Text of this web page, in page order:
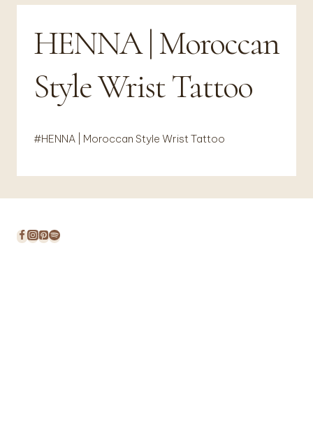
HENNA | Moroccan
Style Wrist Tattoo
#HENNA | Moroccan Style Wrist Tattoo